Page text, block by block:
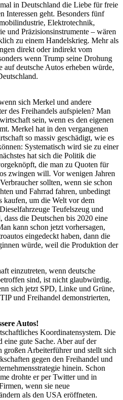
in Deutschland die Liebe für freie
Interessen geht. Besonders fünf
Elektrotechnik,
und Präzisionsinstrumente – wären
zu einem Handelskrieg. Mehr als
direkt oder indirekt vom
wenn Trump seine Drohung
deutsche Autos erheben würde,
sich Merkel und andere
des Freihandels aufspielen? Man
sein, wenn es den eigenen
Merkel hat in den vergangenen
so massiv geschädigt, wie es
Systematisch wird sie zu einer
hat sich die Politik die
die man zu Quoten für
zwingen will. Vor wenigen Jahren
sollten, wenn sie schon
und Fahrrad fahren, unbedingt
kaufen, um die Welt vor dem
Teufelszeug und
dass die Deutschen bis 2020 eine
kann schon jetzt vorhersagen,
eingedeckt haben, dann die
würde, weil die Produktion der
einzutreten, wenn deutsche
sind, ist nicht glaubwürdig.
sich jetzt SPD, Linke und Grüne,
und Freihandel demonstrierten,
Autos!
Koordinatensystem. Die
eine gute Sache. Aber auf der
großen Arbeiterführer und stellt sich
gegen den Freihandel und
hinein. Schon
drohte er per Twitter und in
wenn sie neue
als den USA eröffneten.